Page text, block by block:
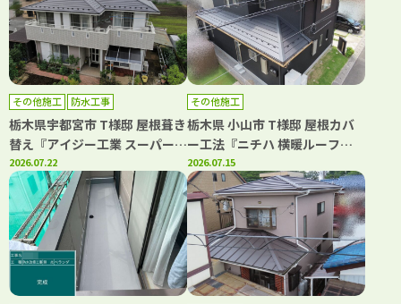
その他施工 防水工事
栃木県宇都宮市 T様邸 屋根葺き
替え『アイジー工業 スーパーガ
ルテクトフッ素』ベランダ防水
工事
2026.07.22
その他施工
栃木県 小山市 T様邸 屋根カバ
ー工法『ニチハ 横暖ルーフ
αs』
2026.07.15